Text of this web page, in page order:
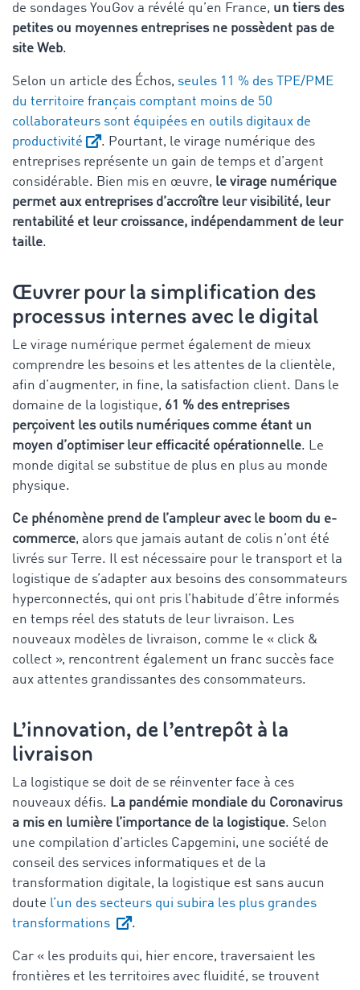
de sondages YouGov a révélé qu’en France, un tiers des
petites ou moyennes entreprises ne possèdent pas de
site Web.
Selon un article des Échos, seules 11 % des TPE/PME
du territoire français comptant moins de 50
collaborateurs sont équipées en outils digitaux de
productivité
. Pourtant, le virage numérique des
entreprises représente un gain de temps et d’argent
considérable. Bien mis en œuvre, le virage numérique
permet aux entreprises d’accroître leur visibilité, leur
rentabilité et leur croissance, indépendamment de leur
taille.
Œuvrer pour la simplification des
processus internes avec le digital
Le virage numérique permet également de mieux
comprendre les besoins et les attentes de la clientèle,
afin d’augmenter, in fine, la satisfaction client. Dans le
domaine de la logistique, 61 % des entreprises
perçoivent les outils numériques comme étant un
moyen d’optimiser leur efficacité opérationnelle. Le
monde digital se substitue de plus en plus au monde
physique.
Ce phénomène prend de l’ampleur avec le boom du e-
commerce, alors que jamais autant de colis n’ont été
livrés sur Terre. Il est nécessaire pour le transport et la
logistique de s’adapter aux besoins des consommateurs
hyperconnectés, qui ont pris l’habitude d’être informés
en temps réel des statuts de leur livraison. Les
nouveaux modèles de livraison, comme le « click &
collect », rencontrent également un franc succès face
aux attentes grandissantes des consommateurs.
L’innovation, de l’entrepôt à la
livraison
La logistique se doit de se réinventer face à ces
nouveaux défis. La pandémie mondiale du Coronavirus
a mis en lumière l’importance de la logistique. Selon
une compilation d’articles Capgemini, une société de
conseil des services informatiques et de la
transformation digitale, la logistique est sans aucun
doute l’un des secteurs qui subira les plus grandes
transformations
.
Car « les produits qui, hier encore, traversaient les
frontières et les territoires avec fluidité, se trouvent